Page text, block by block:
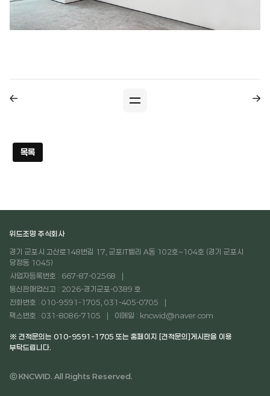
목록
위드조명 주식회사
경기 군포시 고산로148번길 17, 군포IT밸리 A동 102호~104호 (경기 군포시
당정동 1045)
사업자등록번호 : 667-87-02568
통신판매업신고 : 2026-경기군포-0389 호
전화번호 : 010-9591-1705, 031-405-0705
팩스번호 : 031-8086-7105
이메일 : kncwid@naver.com
※ 견적문의는 010-9591-1705 또는 홈페이지 [견적문의]게시판을 이용
부탁드립니다.
ⓒ KNCWID. All Rights Reserved.